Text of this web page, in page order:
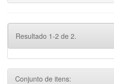
Resultado 1-2 de 2.
Conjunto de itens: